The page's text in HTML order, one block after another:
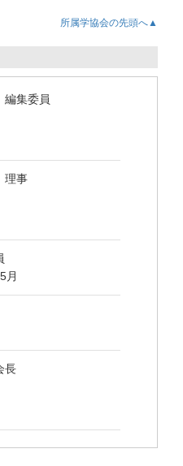
所属学協会の先頭へ▲
編集委員
理事
月
長